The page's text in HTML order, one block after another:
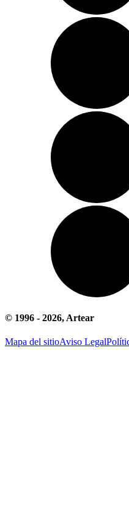
© 1996 - 2026, Artear
Mapa del sitioAviso Legal